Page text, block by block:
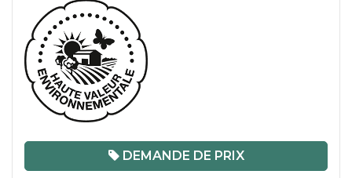
DEMANDE DE PRIX